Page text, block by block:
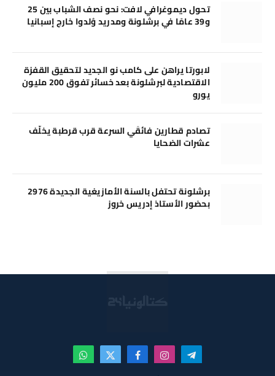
تحول ديموغرافي لافت: نحو نصف الشباب بين 25
و39 عامًا في برشلونة ومدريد وُلدوا خارج إسبانيا
لابورتا يراهن على كامب نو الجديد لتحقيق القفزة
الاقتصادية لبرشلونة بعد خسائر تفوق 200 مليون
يورو
تصادم قطارين فائقَي السرعة قرب قرطبة يخلّف
عشرات الضحايا
برشلونة تحتفل بالسنة الأمازيغية الجديدة 2976
بحضور الأستاذ إدريس خروز
تيلقرام الانستغرامفيسبوكX
واتساب